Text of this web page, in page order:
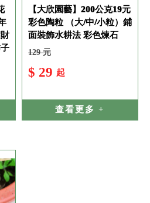
【大欣園藝】200公克19元
彩色陶粒 （大/中/小粒）鋪
面裝飾水耕法 彩色煉石
129 元
$ 29 起
查看更多 +